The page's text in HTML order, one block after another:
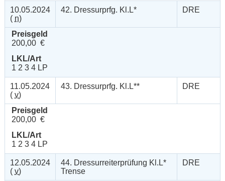
10.05.2024
( n)
42. Dressurprfg. Kl.L* DRE
Preisgeld
200,00 €
LKL/Art
1 2 3 4 LP
11.05.2024
( v)
43. Dressurprfg. Kl.L** DRE
Preisgeld
200,00 €
LKL/Art
1 2 3 4 LP
12.05.2024
( v)
44. Dressurreiterprüfung Kl.L*
Trense
DRE